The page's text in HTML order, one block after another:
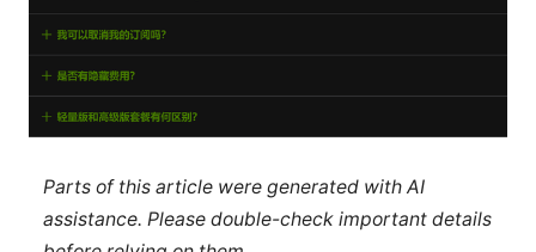
Parts of this article were generated with AI
assistance. Please double-check important details